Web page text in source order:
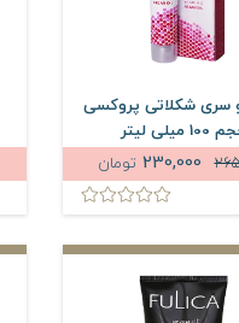
سری شکلاتی پروکسی
میلی لیتر
تومان